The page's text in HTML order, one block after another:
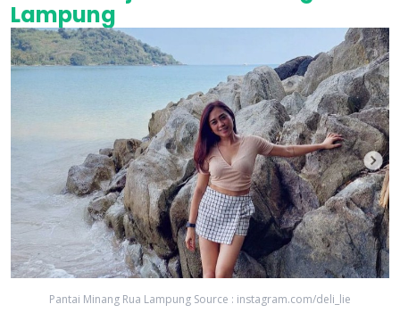
Lampung
Pantai Minang Rua Lampung Source : instagram.com/deli_lie